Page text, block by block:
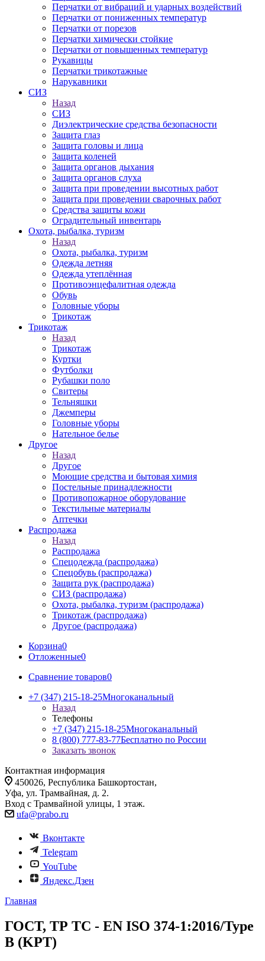
Перчатки от вибраций и ударных воздействий
Перчатки от пониженных температур
Перчатки от порезов
Перчатки химически стойкие
Перчатки от повышенных температур
Рукавицы
Перчатки трикотажные
Нарукавники
СИЗ
Назад
СИЗ
Диэлектрические средства безопасности
Защита глаз
Защита головы и лица
Защита коленей
Защита органов дыхания
Защита органов слуха
Защита при проведении высотных работ
Защита при проведении сварочных работ
Средства защиты кожи
Оградительный инвентарь
Охота, рыбалка, туризм
Назад
Охота, рыбалка, туризм
Одежда летняя
Одежда утеплённая
Противоэнцефалитная одежда
Обувь
Головные уборы
Трикотаж
Трикотаж
Назад
Трикотаж
Куртки
Футболки
Рубашки поло
Свитеры
Тельняшки
Джемперы
Головные уборы
Нательное белье
Другое
Назад
Другое
Моющие средства и бытовая химия
Постельные принадлежности
Противопожарное оборудование
Текстильные материалы
Аптечки
Распродажа
Назад
Распродажа
Спецодежда (распродажа)
Спецобувь (распродажа)
Защита рук (распродажа)
СИЗ (распродажа)
Охота, рыбалка, туризм (распродажа)
Трикотаж (распродажа)
Другое (распродажа)
Корзина0
Отложенные0
Сравнение товаров0
+7 (347) 215-18-25Многоканальный
Назад
Телефоны
+7 (347) 215-18-25Многоканальный
8 (800) 777-83-77Бесплатно по России
Заказать звонок
Контактная информация
450026, Республика Башкортостан,
Уфа, ул. Трамвайная, д. 2.
Вход с Трамвайной улицы, 1 этаж.
ufa@prabo.ru
Вконтакте
Telegram
YouTube
Яндекс.Дзен
Главная
ГОСТ, ТР ТС - EN ISO 374-1:2016/Type
B (KPT)